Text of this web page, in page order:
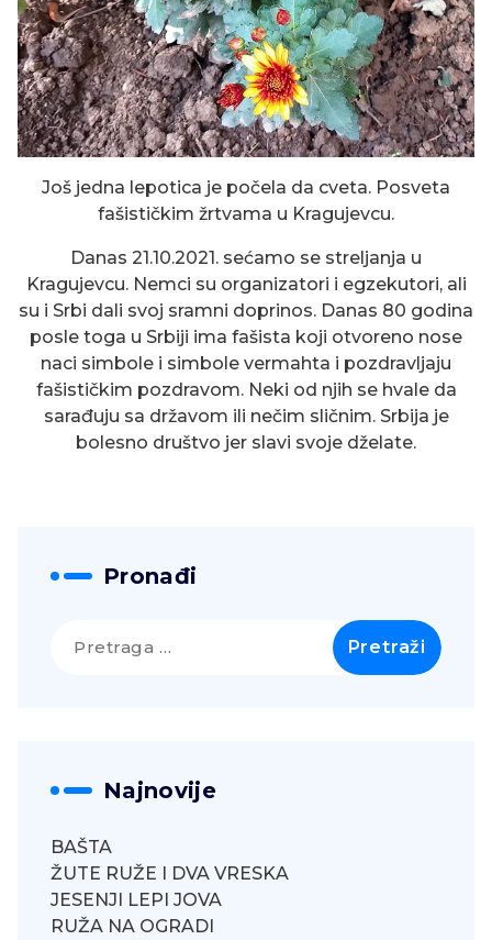
Još jedna lepotica je počela da cveta. Posveta
fašističkim žrtvama u Kragujevcu.
Danas 21.10.2021. sećamo se streljanja u
Kragujevcu. Nemci su organizatori i egzekutori, ali
su i Srbi dali svoj sramni doprinos. Danas 80 godina
posle toga u Srbiji ima fašista koji otvoreno nose
naci simbole i simbole vermahta i pozdravljaju
fašističkim pozdravom. Neki od njih se hvale da
sarađuju sa državom ili nečim sličnim. Srbija je
bolesno društvo jer slavi svoje dželate.
Pronađi
Najnovije
BAŠTA
ŽUTE RUŽE I DVA VRESKA
JESENJI LEPI JOVA
RUŽA NA OGRADI